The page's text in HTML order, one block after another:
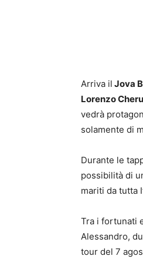
Arriva il Jova
Lorenzo
vedrà
solamente di
Durante le
possibilità di
mariti da tutta
Tra i fortunati
Alessandro,
tour del 7